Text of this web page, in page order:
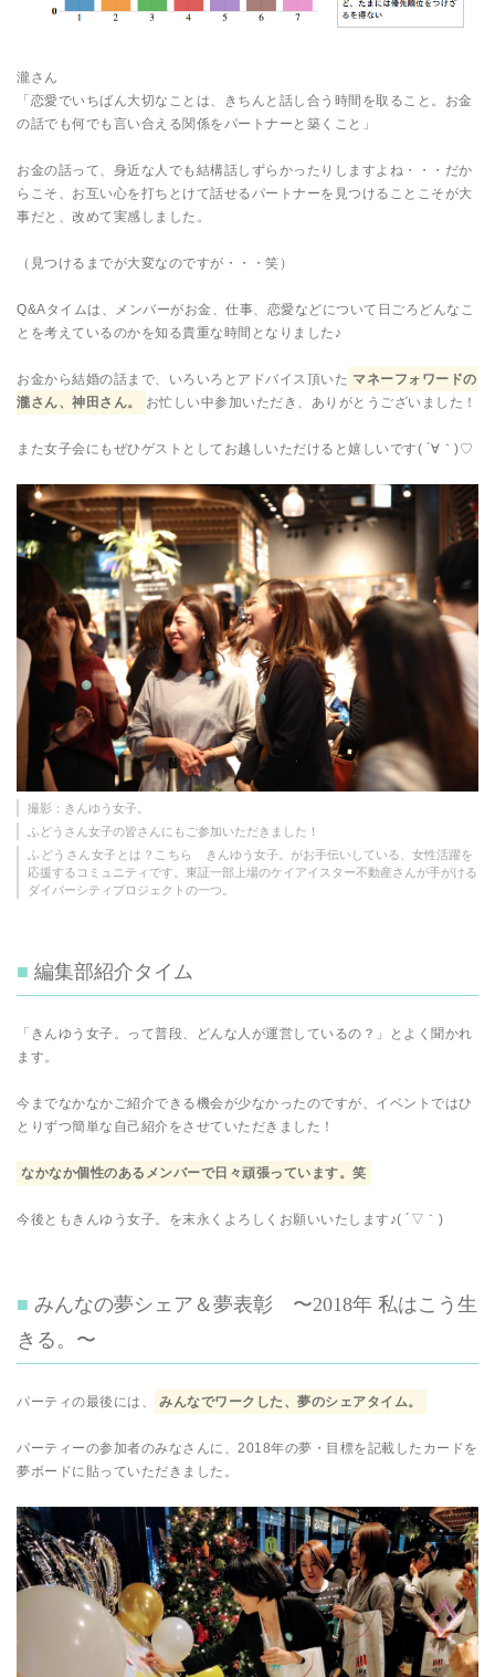
瀧さん
「恋愛でいちばん大切なことは、きちんと話し合う時間を取ること。お金
の話でも何でも言い合える関係をパートナーと築くこと」
お金の話って、身近な人でも結構話しずらかったりしますよね・・・だか
らこそ、お互い心を打ちとけて話せるパートナーを見つけることこそが大
事だと、改めて実感しました。
（見つけるまでが大変なのですが・・・笑）
Q&Aタイムは、メンバーがお金、仕事、恋愛などについて日ごろどんなこ
とを考えているのかを知る貴重な時間となりました♪
お金から結婚の話まで、いろいろとアドバイス頂いた マネーフォワードの
瀧さん、神田さん。
お忙しい中参加いただき、ありがとうございました！
また女子会にもぜひゲストとしてお越しいただけると嬉しいです( ´∀｀)♡
撮影：きんゆう女子。
ふどうさん女子の皆さんにもご参加いただきました！
ふどうさん女子とは？ こちら
きんゆう女子。がお手伝いしている、女性活躍を
応援するコミュニティです。東証一部上場のケイアイスター不動産さんが手がける
ダイバーシティプロジェクトの一つ。
編集部紹介タイム
「きんゆう女子。って普段、どんな人が運営しているの？」とよく聞かれ
ます。
今までなかなかご紹介できる機会が少なかったのですが、イベントではひ
とりずつ簡単な自己紹介をさせていただきました！
なかなか個性のあるメンバーで日々頑張っています。笑
今後ともきんゆう女子。を末永くよろしくお願いいたします♪( ´▽｀)
みんなの夢シェア＆夢表彰 〜2018年 私はこう生
きる。〜
パーティの最後には、 みんなでワークした、夢のシェアタイム。
パーティーの参加者のみなさんに、2018年の夢・目標を記載したカードを
夢ボードに貼っていただきました。